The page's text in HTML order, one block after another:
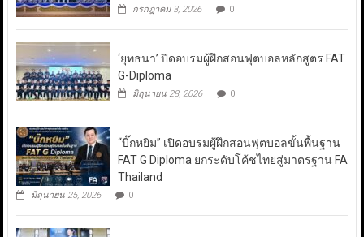
กรกฎาคม 3, 2026 0
‘ยุทธนา’ ปิดอบรมผู้ฝึกสอนฟุตบอลหลักสูตร FAT
G-Diploma
มิถุนายน 28, 2026 0
“บิ๊กหยิม” เปิดอบรมผู้ฝึกสอนฟุตบอลขั้นพื้นฐาน
FAT G Diploma ยกระดับโค้ชไทยสู่มาตรฐาน FA
Thailand
มิถุนายน 25, 2026 0